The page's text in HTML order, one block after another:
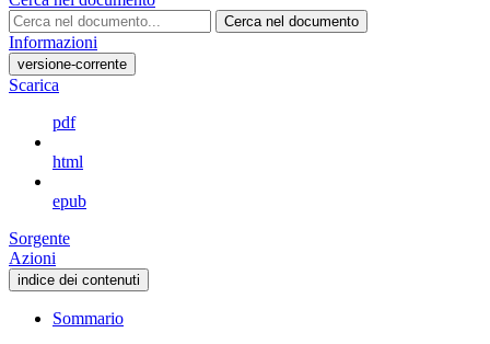
Cerca nel documento
Informazioni
versione-corrente
Scarica
pdf
html
epub
Sorgente
Azioni
indice dei contenuti
Sommario